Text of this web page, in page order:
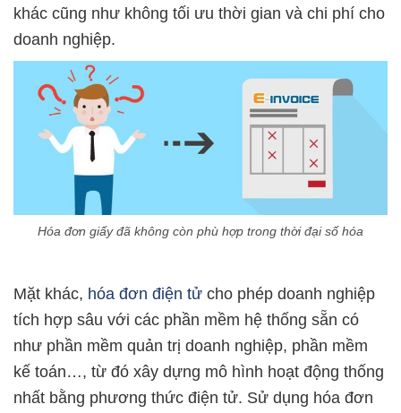
khác cũng như không tối ưu thời gian và chi phí cho
doanh nghiệp.
Hóa đơn giấy đã không còn phù hợp trong thời đại số hóa
Mặt khác, hóa đơn điện tử cho phép doanh nghiệp
tích hợp sâu với các phần mềm hệ thống sẵn có
như phần mềm quản trị doanh nghiệp, phần mềm
kế toán…, từ đó xây dựng mô hình hoạt động thống
nhất bằng phương thức điện tử. Sử dụng hóa đơn